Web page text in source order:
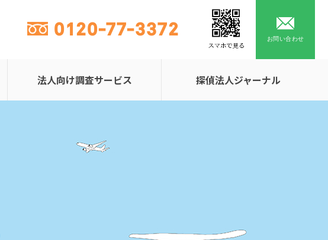
お問い合わせ
0120-77-3372
法人向け調査サービス 探偵法人ジャーナル